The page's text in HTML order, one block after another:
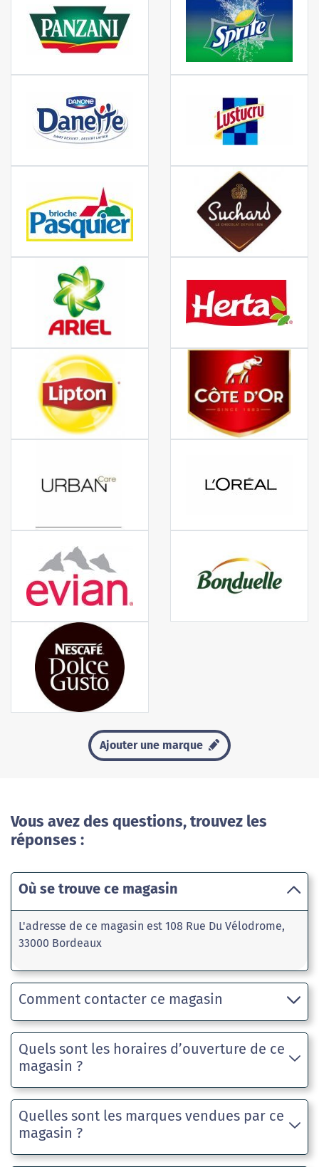
Ajouter une marque
Vous avez des questions, trouvez les
réponses :
Où se trouve ce magasin
L'adresse de ce magasin est 108 Rue Du Vélodrome,
33000 Bordeaux
Comment contacter ce magasin
Quels sont les horaires d’ouverture de ce
magasin ?
Quelles sont les marques vendues par ce
magasin ?